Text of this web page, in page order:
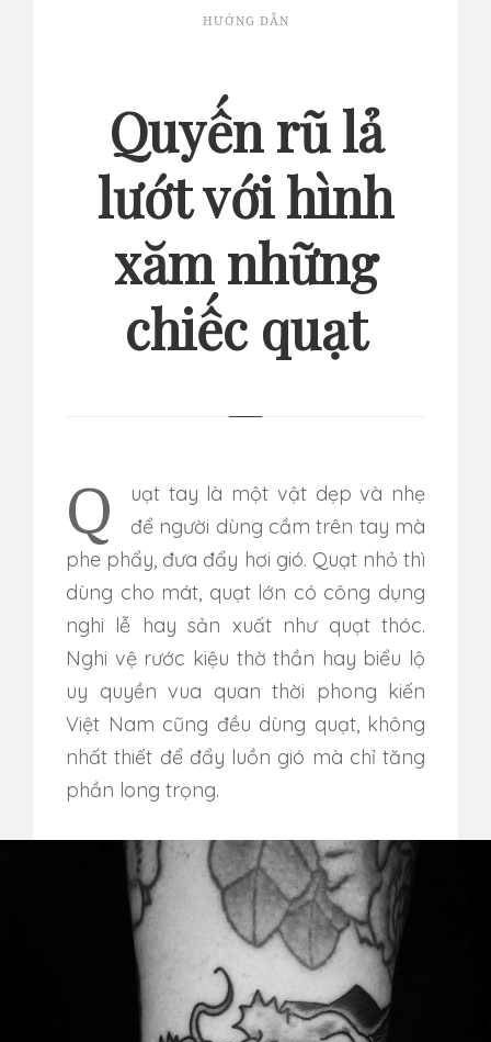
HƯỚNG DẪN
Quyến rũ lả
lướt với hình
xăm những
chiếc quạt
Quạt tay là một vật dẹp và nhẹ
để người dùng cầm trên tay mà
phe phẩy, đưa đẩy hơi gió. Quạt nhỏ thì
dùng cho mát, quạt lớn có công dụng
nghi lễ hay sản xuất như quạt thóc.
Nghi vệ rước kiệu thờ thần hay biểu lộ
uy quyền vua quan thời phong kiến
Việt Nam cũng đều dùng quạt, không
nhất thiết để đẩy luồn gió mà chỉ tăng
phần long trọng.